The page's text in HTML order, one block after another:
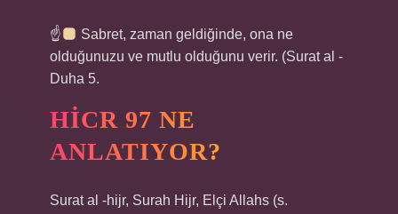
☝
Sabret, zaman geldiğinde, ona ne
olduğunuzu ve mutlu olduğunu verir. (Surat al -
Duha 5.
HICR 97 NE
ANLATIYOR?
Surat al -hijr, Surah Hijr, Elçi Allahs (s.